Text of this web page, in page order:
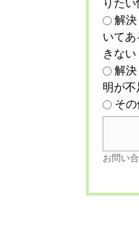
りた
解
いて
きない
解
明が
そ
お問い